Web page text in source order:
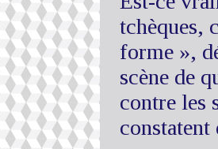
tchèques,
forme »,
scène de
contre les
constatent